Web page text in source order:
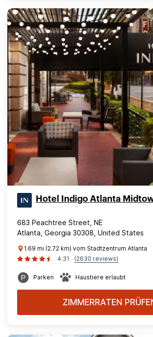
Hotel Indigo Atlanta
683 Peachtree Street, NE
Atlanta, Georgia 30308, United States
1.69 mi (2.72 km) vom Stadtzentrum Atlanta
4.31
(2630 reviews)
Parken Haustiere erlaubt
ZIMMERRATEN